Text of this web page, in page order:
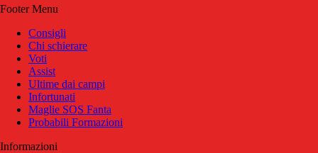
Footer Menu
Consigli
Chi schierare
Voti
Assist
Ultime dai campi
Infortunati
Maglie SOS Fanta
Probabili Formazioni
Informazioni